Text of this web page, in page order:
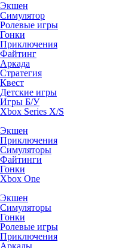
Экшен
Симулятор
Ролевые игры
Гонки
Приключения
Файтинг
Аркада
Стратегия
Квест
Детские игры
Игры Б/У
Xbox Series X/S
Экшен
Приключения
Симуляторы
Файтинги
Гонки
Xbox One
Экшен
Симуляторы
Гонки
Ролевые игры
Приключения
Аркады